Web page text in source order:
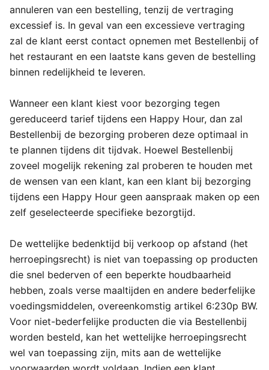
annuleren van een bestelling, tenzij de vertraging
excessief is. In geval van een excessieve vertraging
zal de klant eerst contact opnemen met Bestellenbij of
het restaurant en een laatste kans geven de bestelling
binnen redelijkheid te leveren.
Wanneer een klant kiest voor bezorging tegen
gereduceerd tarief tijdens een Happy Hour, dan zal
Bestellenbij de bezorging proberen deze optimaal in
te plannen tijdens dit tijdvak. Hoewel Bestellenbij
zoveel mogelijk rekening zal proberen te houden met
de wensen van een klant, kan een klant bij bezorging
tijdens een Happy Hour geen aanspraak maken op een
zelf geselecteerde specifieke bezorgtijd.
De wettelijke bedenktijd bij verkoop op afstand (het
herroepingsrecht) is niet van toepassing op producten
die snel bederven of een beperkte houdbaarheid
hebben, zoals verse maaltijden en andere bederfelijke
voedingsmiddelen, overeenkomstig artikel 6:230p BW.
Voor niet-bederfelijke producten die via Bestellenbij
worden besteld, kan het wettelijke herroepingsrecht
wel van toepassing zijn, mits aan de wettelijke